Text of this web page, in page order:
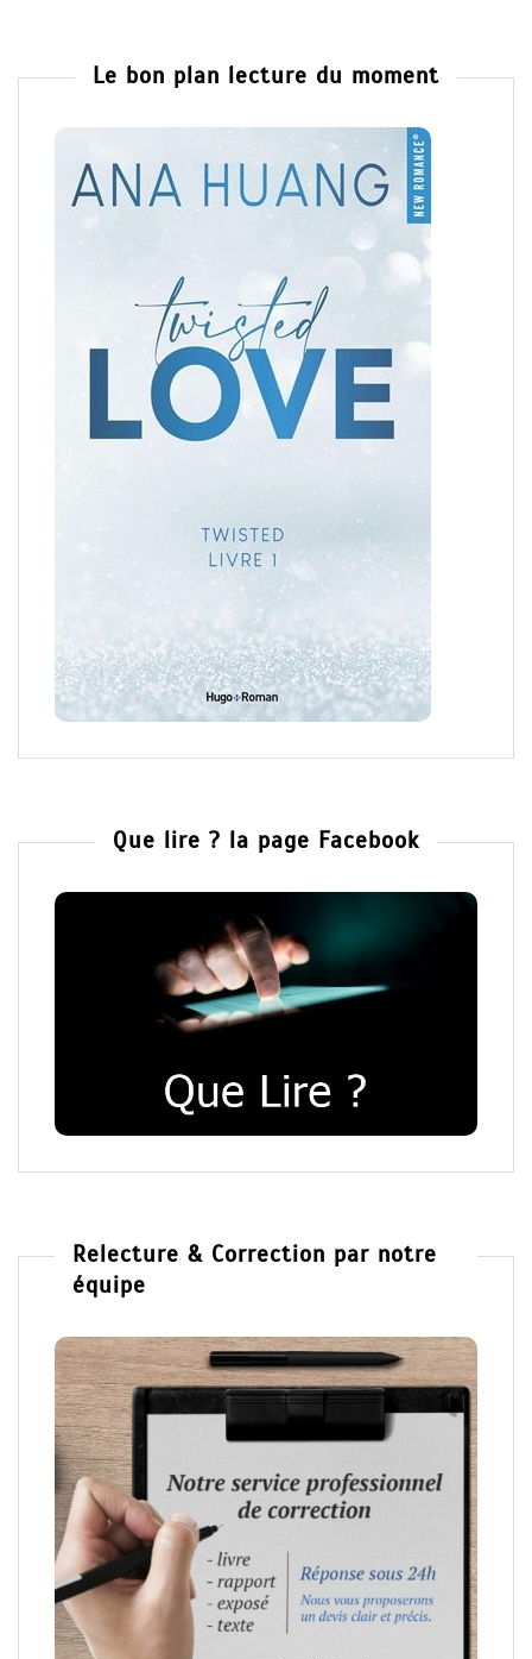
Le bon plan lecture du moment
Que lire ? la page Facebook
Relecture & Correction par notre
équipe